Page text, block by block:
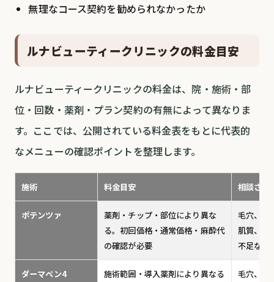
無理なコース契約を勧められなかったか
ルナビューティークリニックの料金目安
ルナビューティークリニックの料金は、院・施術・部
位・回数・薬剤・プラン契約の有無によって異なりま
す。ここでは、公開されている料金表をもとに代表的
なメニューの確認ポイントを整理します。
施術 料金目安 相談され
ポテンツァ
薬剤・チップ・部位により異な
る。初回価格・通常価格・麻酔代
の確認が必要
毛穴、ニ
肌質、赤
不足など
ダーマペン4 施術範囲・導入薬剤により異なる
毛穴、ニ